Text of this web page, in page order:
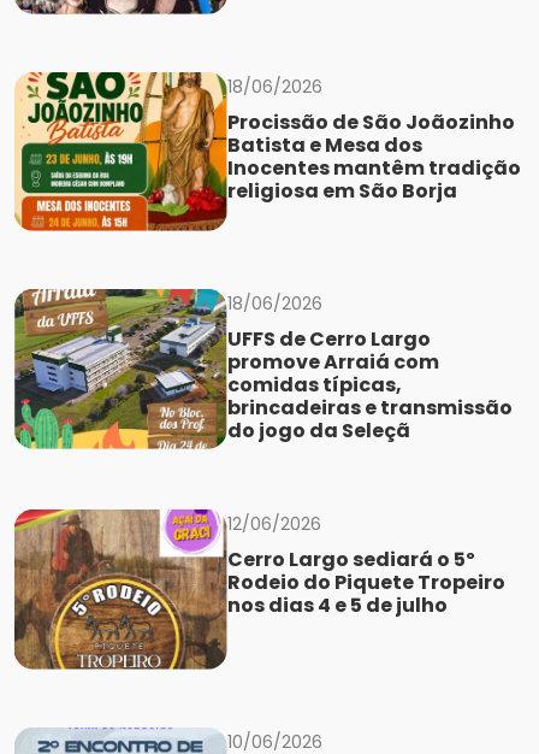
18/06/2026
Procissão de São Joãozinho
Batista e Mesa dos
Inocentes mantêm tradição
religiosa em São Borja
18/06/2026
UFFS de Cerro Largo
promove Arraiá com
comidas típicas,
brincadeiras e transmissão
do jogo da Seleçã
12/06/2026
Cerro Largo sediará o 5º
Rodeio do Piquete Tropeiro
nos dias 4 e 5 de julho
10/06/2026